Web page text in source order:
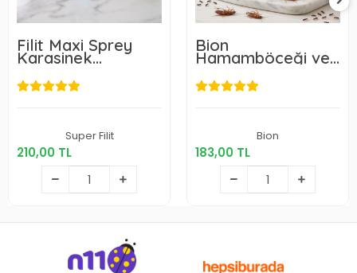
Filit Maxi Sprey
Karasinek
Hamamböceği
Karınca Pire 450
Ml
Super Filit
210,00 TL
210,00 TL
Sepete Ekle
Bion
Hamamböceği ve
Karınca Spreyi 450
ml
Bion
183,00 TL
183,00 TL
Sepete Ekle